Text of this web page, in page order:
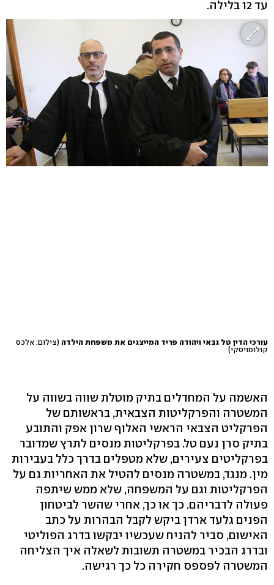
עד 12 בלילה.
עורכי הדין טל גבאי ויהודה פריד המייצגים את משפחת הילדה (צילום: אלכס
קולומויסקי)
האשמה על המחדלים בתיק מוטלת שווה בשווה על
המשטרה והפרקליטות הצבאית, בראשותם של
הפרקליט הצבאי הראשי האלוף שרון אפק והתובע
בתיק סרן נעם טל. בפרקליטות מנסים לתרץ שמדובר
בפרקליטים צעירים, שלא מטפלים בדרך כלל בעבירות
מין. מנגד, במשטרה מנסים להטיל את האחריות גם על
הפרקליטות וגם על המשפחה, שלא ממש שיתפה
פעולה לדבריהם. כך או כך, אחרי שהשר לביטחון
הפנים גלעד ארדן ביקש לקבל הבהרות על כתב
האישום, סביר להניח שעכשיו יבקשו בדרג הפוליטי
ובדרג הבכיר במשטרה תשובות לשאלה איך הצליחה
המשטרה לפספס חקירה כל כך רגישה.